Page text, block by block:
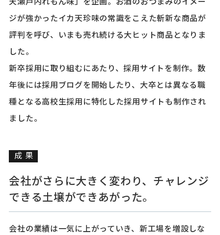
ジが強かったイカ天珍味の常識をこえた斬新な商品が
評判を呼び、いまも売れ続ける大ヒット商品となりま
した。
新卒採用に取り組むにあたり、採用サイトを制作。数
年後には採用ブログを開始したり、大卒とは異なる職
種となる高校生採用に特化した採用サイトも制作され
ました。
成果
会社がさらに大きく変わり、チャレンジ
できる土壌ができあがった。
会社の業績は一気に上がっていき、新工場を増設しな